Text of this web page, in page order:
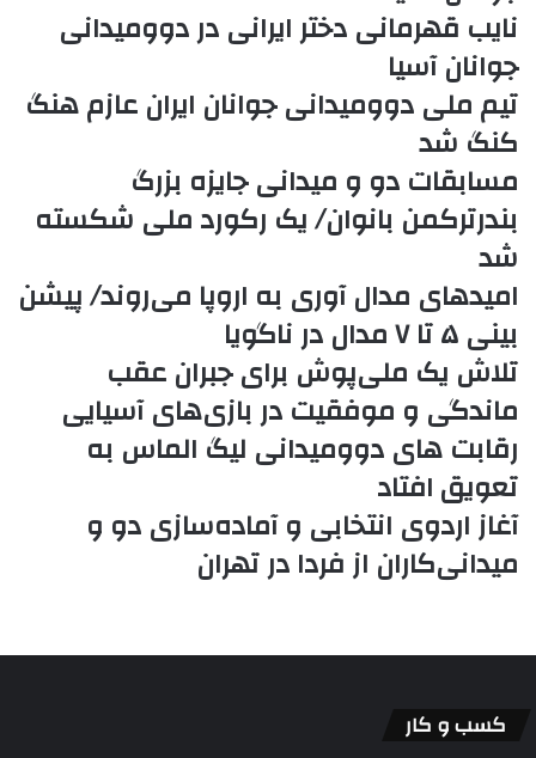
نایب قهرمانی دختر ایرانی در دوومیدانی
جوانان آسیا
تیم ملی دوومیدانی جوانان ایران عازم هنگ
کنگ شد
مسابقات دو و میدانی جایزه بزرگ
بندرترکمن بانوان/ یک رکورد ملی شکسته
شد
امیدهای مدال آوری به اروپا می‌روند/ پیشن
بینی ۵ تا ۷ مدال در ناگویا
تلاش یک ملی‌پوش برای جبران عقب
ماندگی و موفقیت در بازی‌های آسیایی
رقابت های دوومیدانی لیگ الماس به
تعویق افتاد
آغاز اردوی انتخابی و آماده‌سازی دو و
میدانی‌کاران از فردا در تهران
کسب و کار